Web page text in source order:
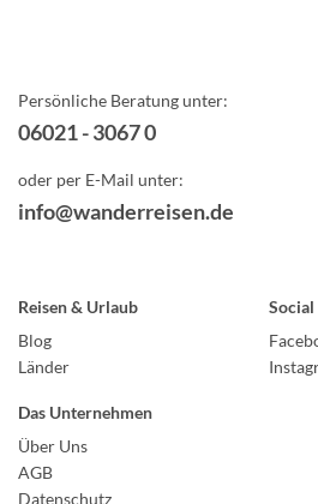
Persönliche Beratung unter:
06021 - 3067 0
oder per E-Mail unter:
info@wanderreisen.de
Reisen & Urlaub
Blog
Länder
Das Unternehmen
Über Uns
AGB
Datenschutz